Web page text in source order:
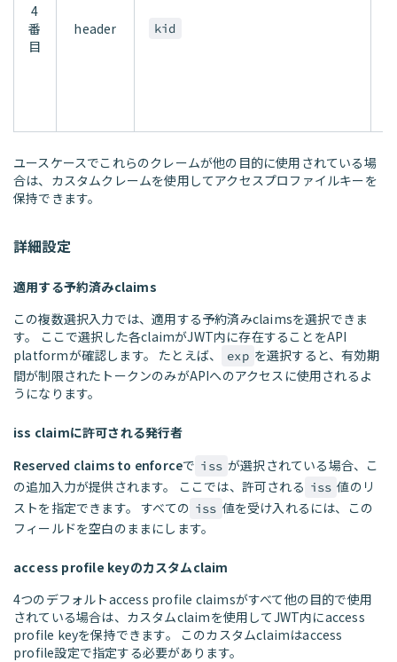
4
番
目
header kid
ユースケースでこれらのクレームが他の目的に使用されている場
合は、カスタムクレームを使用してアクセスプロファイルキーを
保持できます。
詳細設定
適用する予約済みclaims
この複数選択入力では、適用する予約済みclaimsを選択できま
す。 ここで選択した各claimがJWT内に存在することをAPI
platformが確認します。 たとえば、
exp を選択すると、有効期
間が制限されたトークンのみがAPIへのアクセスに使用されるよ
うになります。
iss claimに許可される発行者
Reserved claims to enforceで iss が選択されている場合、こ
の追加入力が提供されます。 ここでは、許可される iss 値のリ
ストを指定できます。 すべての iss 値を受け入れるには、この
フィールドを空白のままにします。
access profile keyのカスタムclaim
4つのデフォルトaccess profile claimsがすべて他の目的で使用
されている場合は、カスタムclaimを使用してJWT内にaccess
profile keyを保持できます。 このカスタムclaimはaccess
profile設定で指定する必要があります。